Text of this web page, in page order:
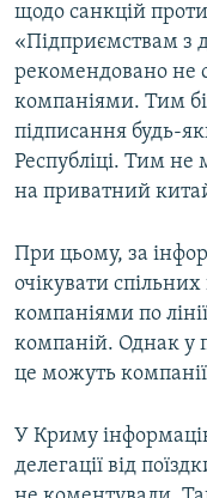
щодо санкцій проти
«Підприємствам з
рекомендовано не
компаніями. Тим
підписання будь-
Республіці. Тим
на приватний
При цьому, за
очікувати
компаніями по
компаній. Однак у
це можуть
У Криму
делегації від